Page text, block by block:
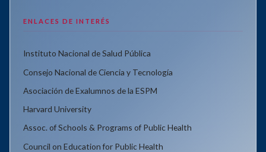
ENLACES DE INTERÉS
Instituto Nacional de Salud Pública
Consejo Nacional de Ciencia y Tecnología
Asociación de Exalumnos de la ESPM
Harvard University
Assoc. of Schools & Programs of Public Health
Council on Education for Public Health